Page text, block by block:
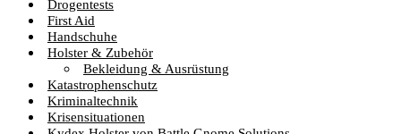
Drogentests
First Aid
Handschuhe
Holster & Zubehör
Bekleidung & Ausrüstung
Katastrophenschutz
Kriminaltechnik
Krisensituationen